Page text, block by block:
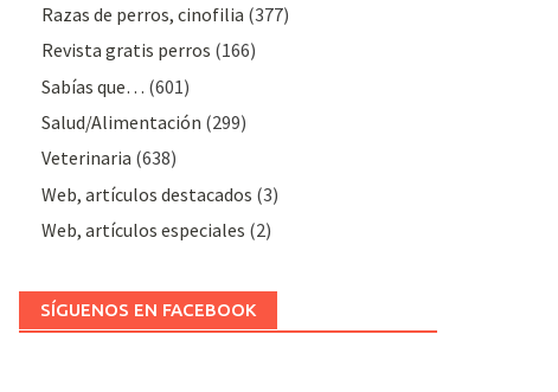
Razas de perros, cinofilia (377)
Revista gratis perros (166)
Sabías que… (601)
Salud/Alimentación (299)
Veterinaria (638)
Web, artículos destacados (3)
Web, artículos especiales (2)
SÍGUENOS EN FACEBOOK